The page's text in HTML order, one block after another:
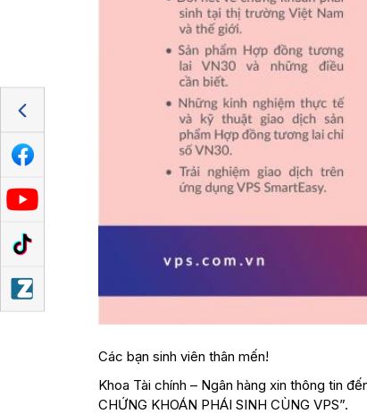
Các bạn sinh viên thân mến!
Khoa Tài chính – Ngân hàng xin thông tin
CHỨNG KHOÁN PHÁI SINH CÙNG VPS”.